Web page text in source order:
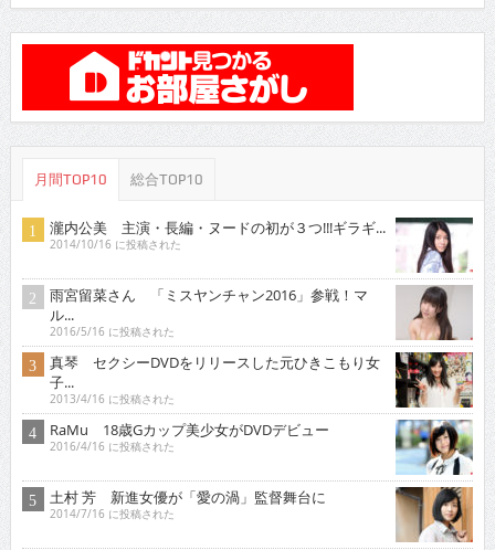
月間TOP10 総合TOP10
瀧内公美 主演・長編・ヌードの初が３つ!!!ギラギ...
2014/10/16 に投稿された
雨宮留菜さん 「ミスヤンチャン2016」参戦！マ
ル...
2016/5/16 に投稿された
真琴 セクシーDVDをリリースした元ひきこもり女
子...
2013/4/16 に投稿された
RaMu 18歳Gカップ美少女がDVDデビュー
2016/4/16 に投稿された
土村 芳 新進女優が「愛の渦」監督舞台に
2014/7/16 に投稿された